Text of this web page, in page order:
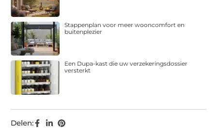
Delen:
Stappenplan voor meer wooncomfort en
buitenplezier
Een Dupa-kast die uw verzekeringsdossier
versterkt